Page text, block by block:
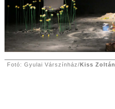
Fotó: Gyulai Várszínház/Kiss Zoltán